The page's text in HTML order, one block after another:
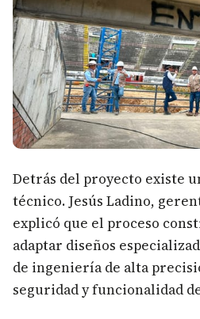
Detrás del proyecto existe
técnico. Jesús Ladino,
explicó que el proceso
adaptar diseños
de ingeniería de alta
seguridad y funcionalidad